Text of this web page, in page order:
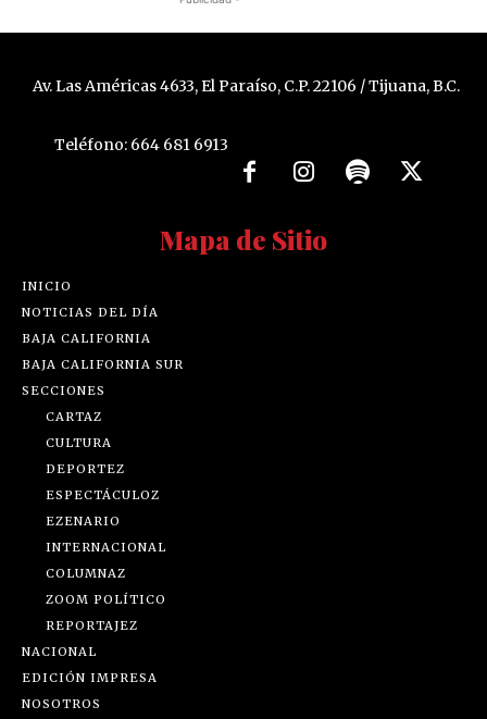
Av. Las Américas 4633, El Paraíso, C.P. 22106 / Tijuana, B.C.
Teléfono: 664 681 6913
Mapa de Sitio
INICIO
NOTICIAS DEL DÍA
BAJA CALIFORNIA
BAJA CALIFORNIA SUR
SECCIONES
CARTAZ
CULTURA
DEPORTEZ
ESPECTÁCULOZ
EZENARIO
INTERNACIONAL
COLUMNAZ
ZOOM POLÍTICO
REPORTAJEZ
NACIONAL
EDICIÓN IMPRESA
NOSOTROS